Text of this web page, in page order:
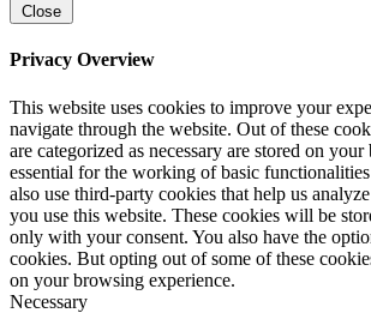
Close
Privacy Overview
This website uses cookies to improve your
navigate through the website. Out of these
are categorized as necessary are stored on
essential for the working of basic
also use third-party cookies that help us
you use this website. These cookies will be
only with your consent. You also have the
cookies. But opting out of some of these
on your browsing experience.
Necessary